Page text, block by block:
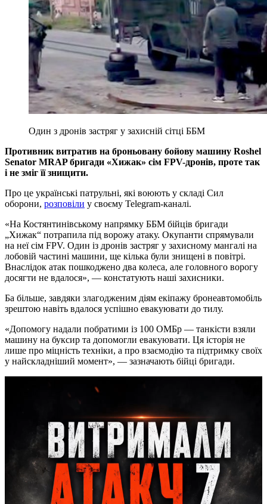
Один з дронів застряг у захисній сітці ББМ
Противник витратив на броньовану бойову машину Roshel
Senator MRAP бригади «Хижак» сім FPV-дронів, проте так
і не зміг її знищити.
Про це українські патрульні, які воюють у складі Сил
оборони, розповіли у своєму Telegram-каналі.
«На Костянтинівському напрямку ББМ бійців бригади
„Хижак“ потрапила під ворожу атаку. Окупанти спрямували
на неї сім FPV. Один із дронів застряг у захисному мангалі на
лобовій частині машини, ще кілька були знищені в повітрі.
Внаслідок атак пошкоджено два колеса, але головного ворогу
досягти не вдалося», — констатують наші захисники.
Ба більше, завдяки злагодженим діям екіпажу бронеавтомобіль
зрештою навіть вдалося успішно евакуювати до тилу.
«Допомогу надали побратими із 100 ОМБр — танкісти взяли
машину на буксир та допомогли евакуювати. Ця історія не
лише про міцність техніки, а про взаємодію та підтримку своїх
у найскладніший момент», — зазначають бійці бригади.